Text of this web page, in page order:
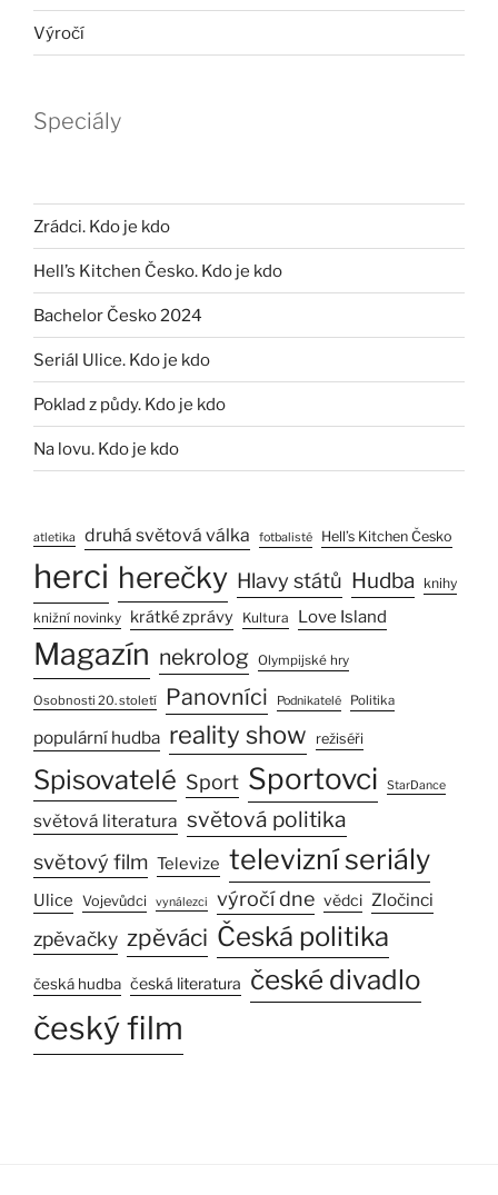
Výročí
Speciály
Zrádci. Kdo je kdo
Hell’s Kitchen Česko. Kdo je kdo
Bachelor Česko 2024
Seriál Ulice. Kdo je kdo
Poklad z půdy. Kdo je kdo
Na lovu. Kdo je kdo
atletika druhá světová válka fotbalisté Hell’s Kitchen Česko
herci herečky Hlavy států Hudba knihy
knižní novinky krátké zprávy Kultura Love Island
Magazín nekrolog Olympijské hry
Osobnosti 20. století Panovníci Podnikatelé Politika
populární hudba reality show režiséři
Spisovatelé Sport Sportovci StarDance
světová literatura světová politika
světový film Televize televizní seriály
Ulice Vojevůdci vynálezci výročí dne vědci Zločinci
zpěvačky zpěváci Česká politika
česká hudba česká literatura české divadlo
český film